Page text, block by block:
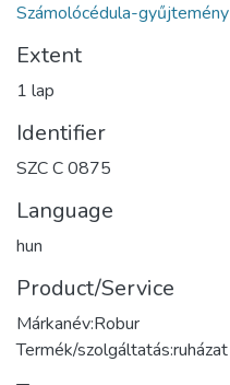
Számolócédula-gyűjtemény
Extent
1 lap
Identifier
SZC C 0875
Language
hun
Product/Service
Márkanév:Robur
Termék/szolgáltatás:ruházat